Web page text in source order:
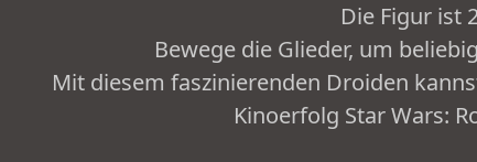
Die Figur ist
Bewege die Glieder, um
Mit diesem faszinierenden Droiden
Kinoerfolg Star Wars: